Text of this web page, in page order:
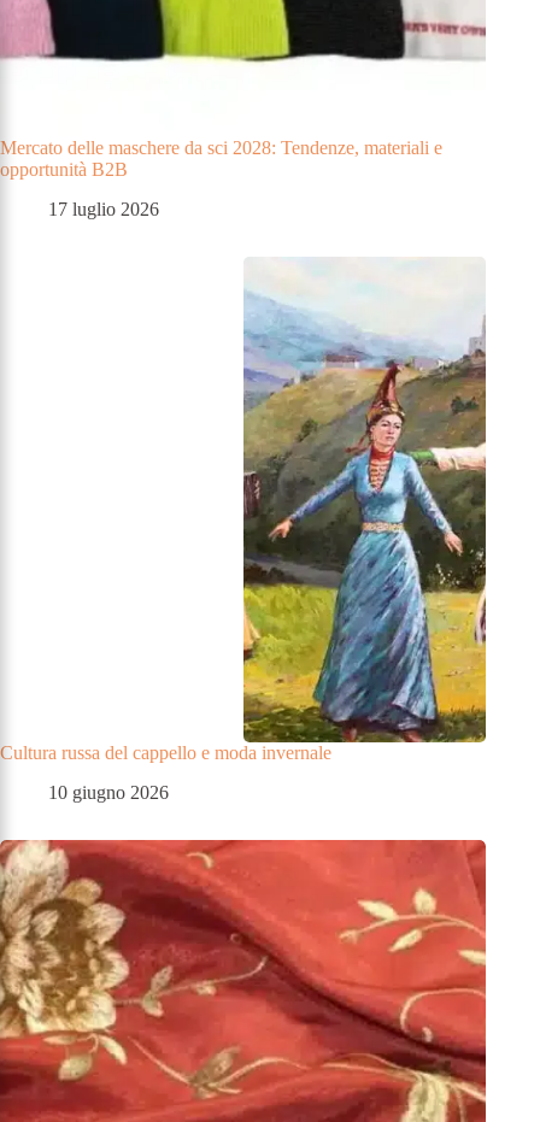
Mercato delle maschere da sci 2028: Tendenze, materiali e
opportunità B2B
17 luglio 2026
Cultura russa del cappello e moda invernale
10 giugno 2026